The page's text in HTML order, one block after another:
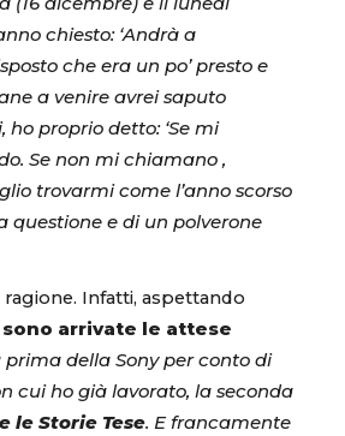
chiesto: ‘Andrà a
che era un po’ presto e
a venire avrei saputo
ho proprio detto: ‘Se mi
Se non mi chiamano ,
trovarmi come l’anno scorso
questione e di un polverone
ragione. Infatti, aspettando
sono arrivate le attese
prima della Sony per conto di
cui ho già lavorato, la seconda
le Storie Tese. E francamente